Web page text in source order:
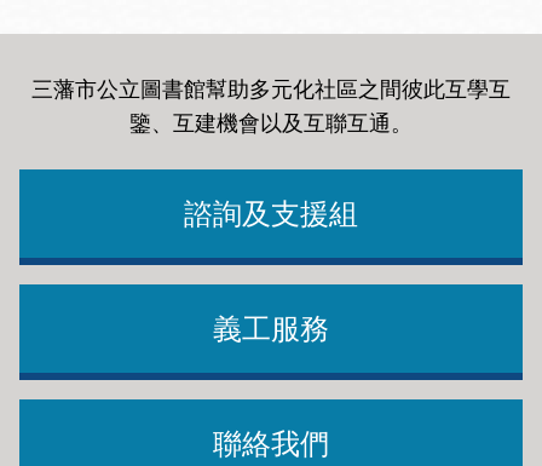
三藩市公立圖書館幫助多元化社區之間彼此互學互
鑒、互建機會以及互聯互通。
諮詢及支援組
義工服務
聯絡我們